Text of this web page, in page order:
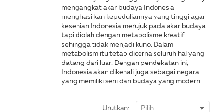
mengangkat akar budaya Indonesia
menghasilkan kepeduliannya yang tinggi agar
kesenian Indonesia merujuk pada akar budaya
tapi diolah dengan metabolisme kreatif
sehingga tidak menjadi kuno. Dalam
metabolism itu tetap dicerna seluruh hal yang
datang dari luar. Dengan pendekatan ini,
Indonesia akan dikenali juga sebagai negara
yang memiliki seni dan budaya yang modern.
Urutkan: